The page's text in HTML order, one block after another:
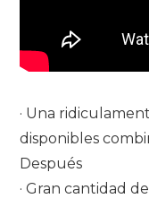
· Una
disponibles
Después
· Gran cantidad